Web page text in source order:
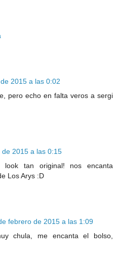
2015 a las 0:02
pero echo en falta veros a sergi
2015 a las 0:15
look tan original! nos encanta
Los Arys :D
febrero de 2015 a las 1:09
chula, me encanta el bolso,